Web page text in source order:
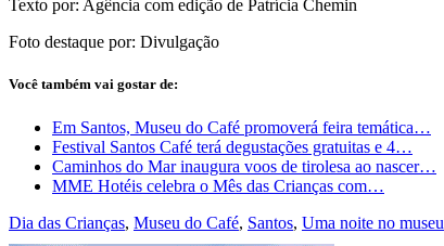
Texto por: Agência com edição de Patrícia Chemin
Foto destaque por: Divulgação
Você também vai gostar de:
Em Santos, Museu do Café promoverá feira temática…
Festival Santos Café terá degustações gratuitas e 4…
Caminhos do Mar inaugura voos de tirolesa ao nascer…
MME Hotéis celebra o Mês das Crianças com…
Dia das Crianças, Museu do Café, Santos, Uma noite no museu